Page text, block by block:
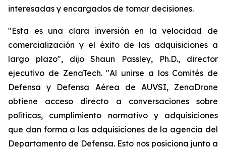
interesadas y encargados de tomar decisiones.
"Esta es una clara inversión en la velocidad de
comercialización y el éxito de las adquisiciones a
largo plazo", dijo Shaun Passley, Ph.D., director
ejecutivo de ZenaTech. "Al unirse a los Comités de
Defensa y Defensa Aérea de AUVSI, ZenaDrone
obtiene acceso directo a conversaciones sobre
políticas, cumplimiento normativo y adquisiciones
que dan forma a las adquisiciones de la agencia del
Departamento de Defensa. Esto nos posiciona junto a